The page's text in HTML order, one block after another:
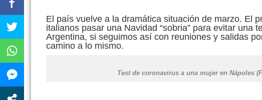
El país vuelve a la dramática situación de marzo. El
italianos pasar una Navidad “sobria” para evitar una
Argentina, si seguimos así con reuniones y salidas
camino a lo mismo.
Test de coronavirus a una mujer en Nápoles